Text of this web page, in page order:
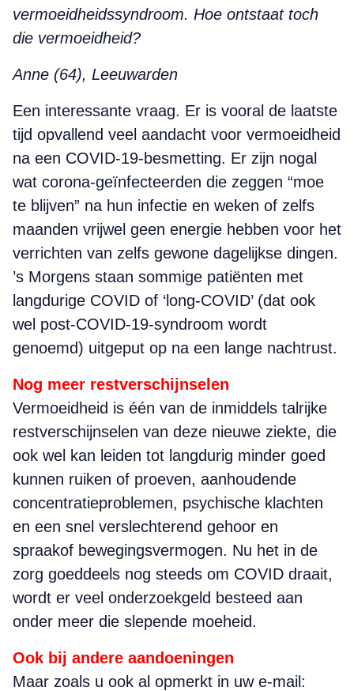
vermoeidheidssyndroom. Hoe ontstaat toch
die vermoeidheid?
Anne (64), Leeuwarden
Een interessante vraag. Er is vooral de laatste
tijd opvallend veel aandacht voor vermoeidheid
na een COVID-19-besmetting. Er zijn nogal
wat corona-geïnfecteerden die zeggen “moe
te blijven” na hun infectie en weken of zelfs
maanden vrijwel geen energie hebben voor het
verrichten van zelfs gewone dagelijkse dingen.
’s Morgens staan sommige patiënten met
langdurige COVID of ‘long-COVID’ (dat ook
wel post-COVID-19-syndroom wordt
genoemd) uitgeput op na een lange nachtrust.
Nog meer restverschijnselen
Vermoeidheid is één van de inmiddels talrijke
restverschijnselen van deze nieuwe ziekte, die
ook wel kan leiden tot langdurig minder goed
kunnen ruiken of proeven, aanhoudende
concentratieproblemen, psychische klachten
en een snel verslechterend gehoor en
spraakof bewegingsvermogen. Nu het in de
zorg goeddeels nog steeds om COVID draait,
wordt er veel onderzoekgeld besteed aan
onder meer die slepende moeheid.
Ook bij andere aandoeningen
Maar zoals u ook al opmerkt in uw e-mail: